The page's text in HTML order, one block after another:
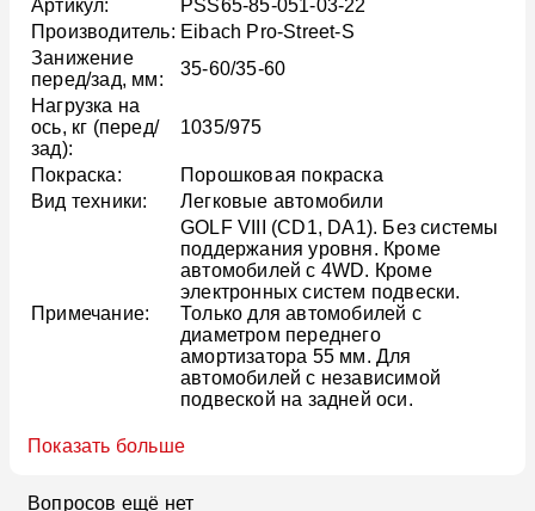
Артикул:
PSS65-85-051-03-22
Производитель: Eibach Pro-Street-S
Занижение
перед/зад, мм:
35-60/35-60
Нагрузка на
ось, кг (перед/
зад):
1035/975
Покраска:
Порошковая покраска
Вид техники:
Легковые автомобили
Примечание:
GOLF VIII (CD1, DA1). Без системы
поддержания уровня. Кроме
автомобилей с 4WD. Кроме
электронных систем подвески.
Только для автомобилей с
диаметром переднего
амортизатора 55 мм. Для
автомобилей с независимой
подвеской на задней оси.
Показать больше
Вопросов ещё нет